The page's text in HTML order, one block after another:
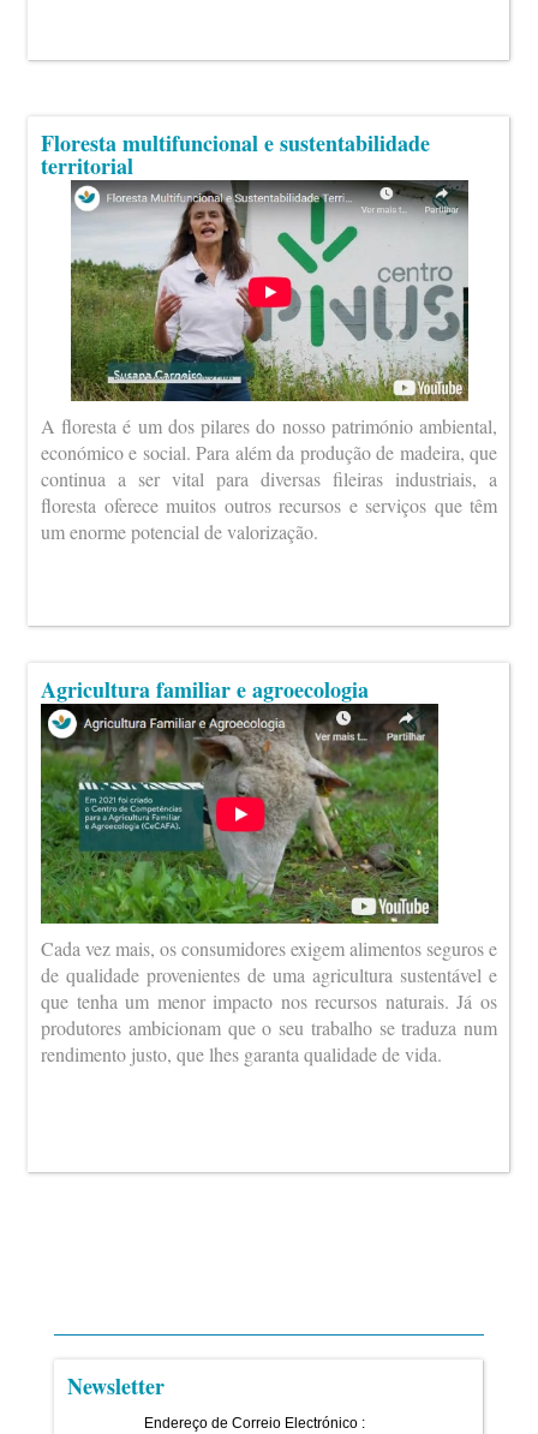
Floresta multifuncional e sustentabilidade
territorial
A floresta é um dos pilares do nosso património ambiental,
económico e social. Para além da produção de madeira, que
continua a ser vital para diversas fileiras industriais, a
floresta oferece muitos outros recursos e serviços que têm
um enorme potencial de valorização.
Agricultura familiar e agroecologia
Cada vez mais, os consumidores exigem alimentos seguros e
de qualidade provenientes de uma agricultura sustentável e
que tenha um menor impacto nos recursos naturais. Já os
produtores ambicionam que o seu trabalho se traduza num
rendimento justo, que lhes garanta qualidade de vida.
Newsletter